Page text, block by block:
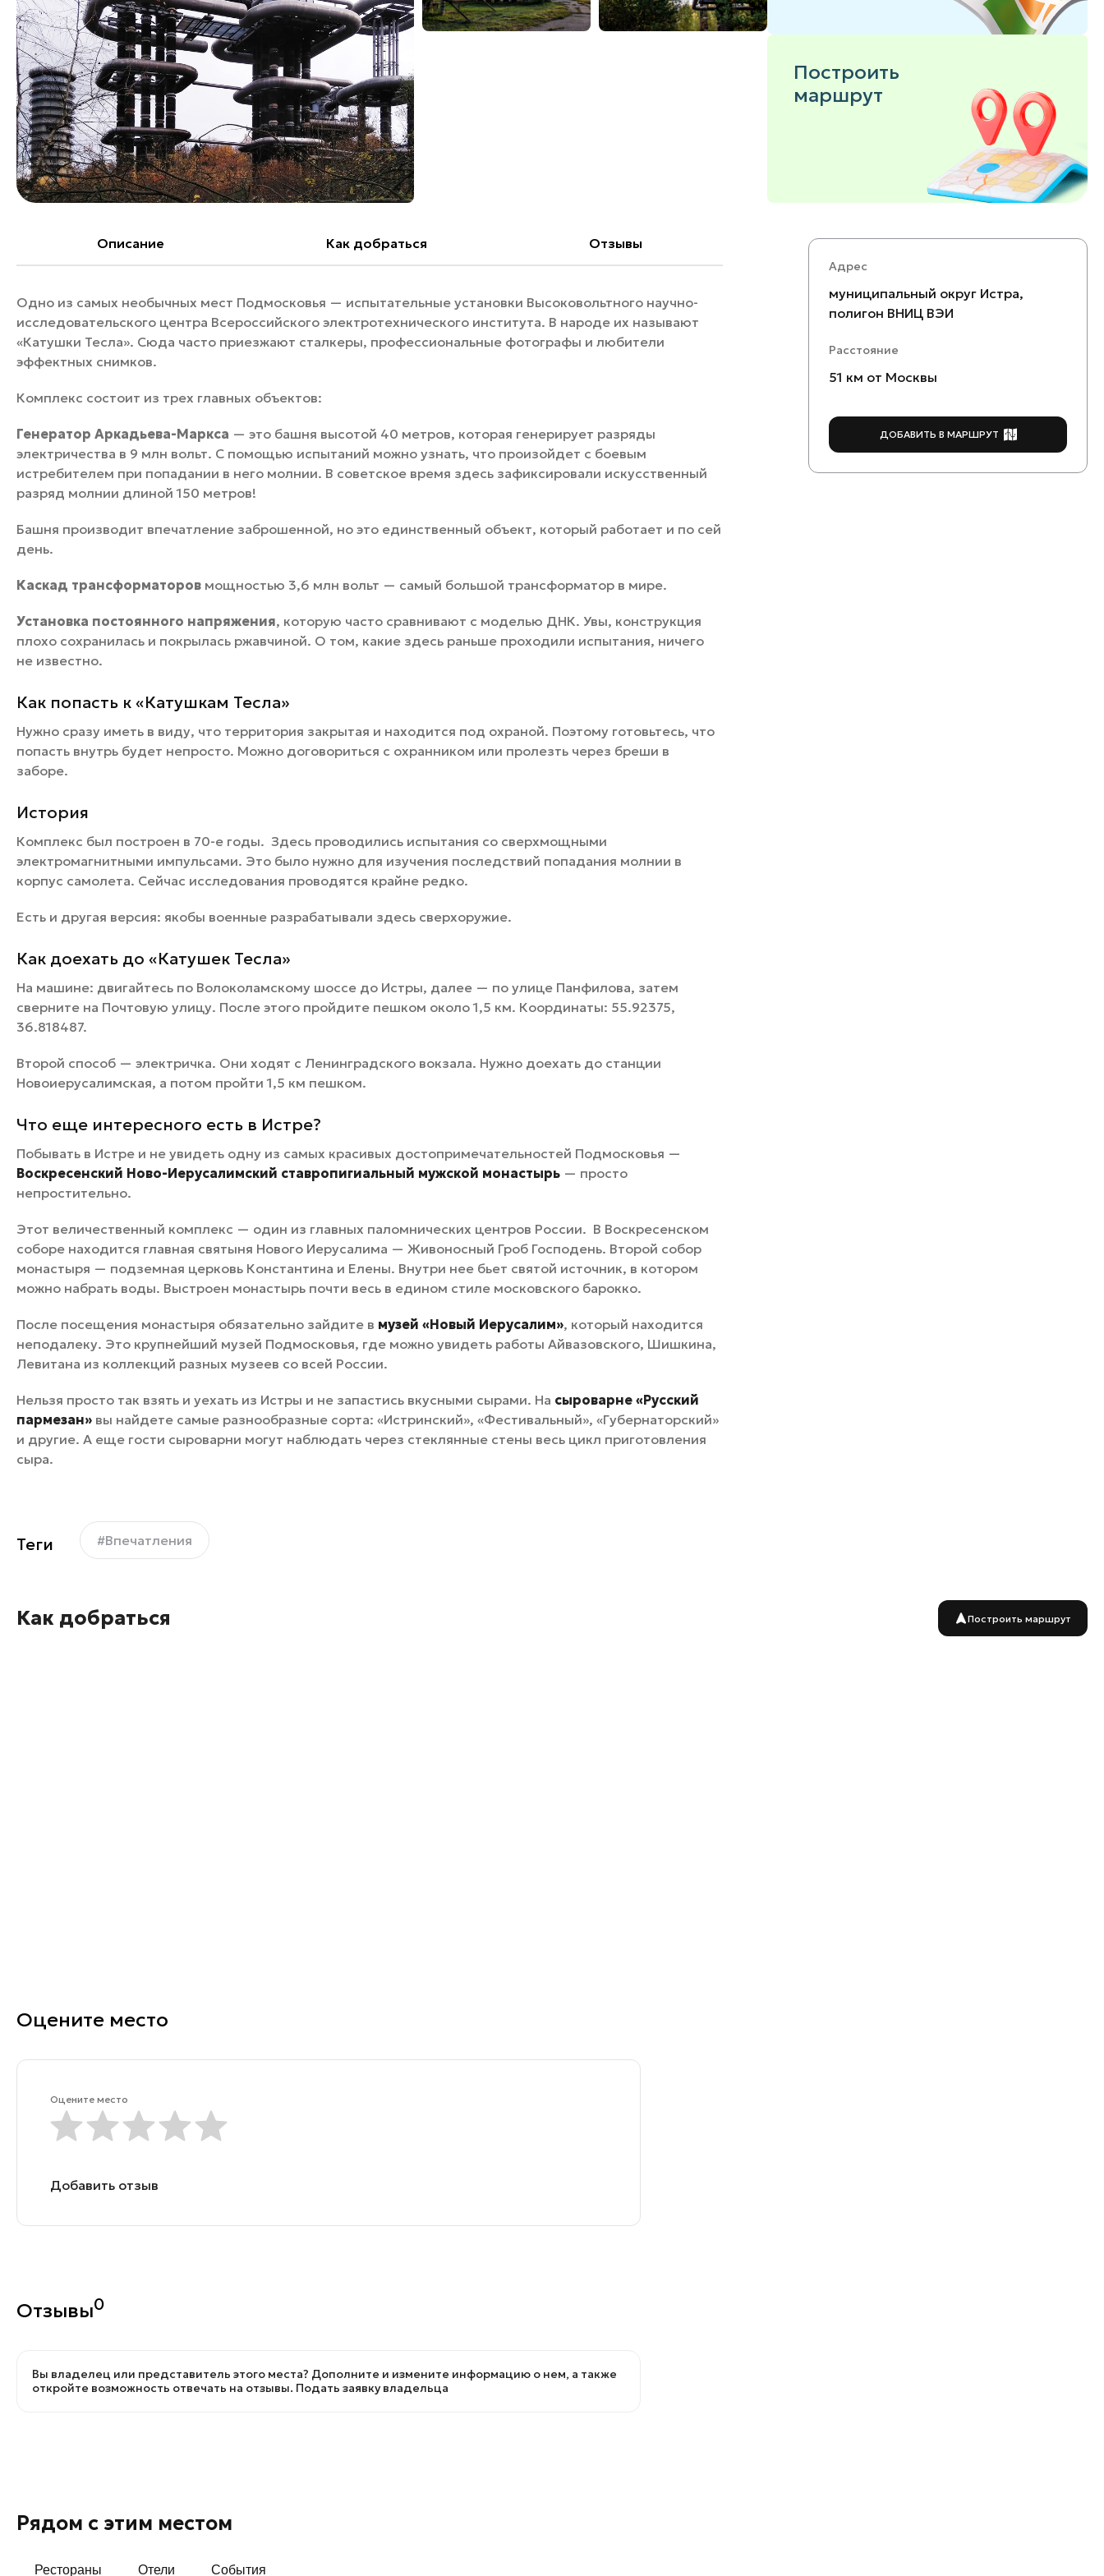
Банные комплексы
Горнолыжные клубы
Спецпроекты
Инвестиционный портал
Федоскинская фабрика
Пикник в Подмосковье
Золотое кольцо России
Войти
Особо охраняемые
Построить
маршрут
Описание Как добраться Отзывы
Одно из самых необычных мест Подмосковья — испытательные установки Высоковольтного научно-
исследовательского центра Всероссийского электротехнического института. В народе их называют
«Катушки Тесла». Сюда часто приезжают сталкеры, профессиональные фотографы и любители
эффектных снимков.
Комплекс состоит из трех главных объектов:
Генератор Аркадьева-Маркса — это башня высотой 40 метров, которая генерирует разряды
электричества в 9 млн вольт. С помощью испытаний можно узнать, что произойдет с боевым
истребителем при попадании в него молнии. В советское время здесь зафиксировали искусственный
разряд молнии длиной 150 метров!
Башня производит впечатление заброшенной, но это единственный объект, который работает и по сей
день.
Каскад трансформаторов мощностью 3,6 млн вольт — самый большой трансформатор в мире.
Установка постоянного напряжения, которую часто сравнивают с моделью ДНК. Увы, конструкция
плохо сохранилась и покрылась ржавчиной. О том, какие здесь раньше проходили испытания, ничего
не известно.
Как попасть к «Катушкам Тесла»
Нужно сразу иметь в виду, что территория закрытая и находится под охраной. Поэтому готовьтесь, что
попасть внутрь будет непросто. Можно договориться с охранником или пролезть через бреши в
заборе.
История
Комплекс был построен в 70-е годы. Здесь проводились испытания со сверхмощными
электромагнитными импульсами. Это было нужно для изучения последствий попадания молнии в
корпус самолета. Сейчас исследования проводятся крайне редко.
Есть и другая версия: якобы военные разрабатывали здесь сверхоружие.
Как доехать до «Катушек Тесла»
На машине: двигайтесь по Волоколамскому шоссе до Истры, далее — по улице Панфилова, затем
сверните на Почтовую улицу. После этого пройдите пешком около 1,5 км. Координаты: 55.92375,
36.818487.
Второй способ — электричка. Они ходят с Ленинградского вокзала. Нужно доехать до станции
Новоиерусалимская, а потом пройти 1,5 км пешком.
Что еще интересного есть в Истре?
Побывать в Истре и не увидеть одну из самых красивых достопримечательностей Подмосковья —
Воскресенский Ново-Иерусалимский ставропигиальный мужской монастырь — просто
непростительно.
Этот величественный комплекс — один из главных паломнических центров России. В Воскресенском
соборе находится главная святыня Нового Иерусалима — Живоносный Гроб Господень. Второй собор
монастыря — подземная церковь Константина и Елены. Внутри нее бьет святой источник, в котором
можно набрать воды. Выстроен монастырь почти весь в едином стиле московского барокко.
После посещения монастыря обязательно зайдите в музей «Новый Иерусалим», который находится
неподалеку. Это крупнейший музей Подмосковья, где можно увидеть работы Айвазовского, Шишкина,
Левитана из коллекций разных музеев со всей России.
Нельзя просто так взять и уехать из Истры и не запастись вкусными сырами. На сыроварне «Русский
пармезан» вы найдете самые разнообразные сорта: «Истринский», «Фестивальный», «Губернаторский»
и другие. А еще гости сыроварни могут наблюдать через стеклянные стены весь цикл приготовления
сыра.
Теги #Впечатления
Адрес
муниципальный округ Истра,
полигон ВНИЦ ВЭИ
Расстояние
51 км от Москвы
ДОБАВИТЬ В МАРШРУТ
Как добраться Построить маршрут
Оцените место
Оцените место
Добавить отзыв
Отзывы0
Вы владелец или представитель этого места? Дополните и измените информацию о нем, а также
откройте возможность отвечать на отзывы. Подать заявку владельца
Рядом с этим местом
Рестораны Отели События